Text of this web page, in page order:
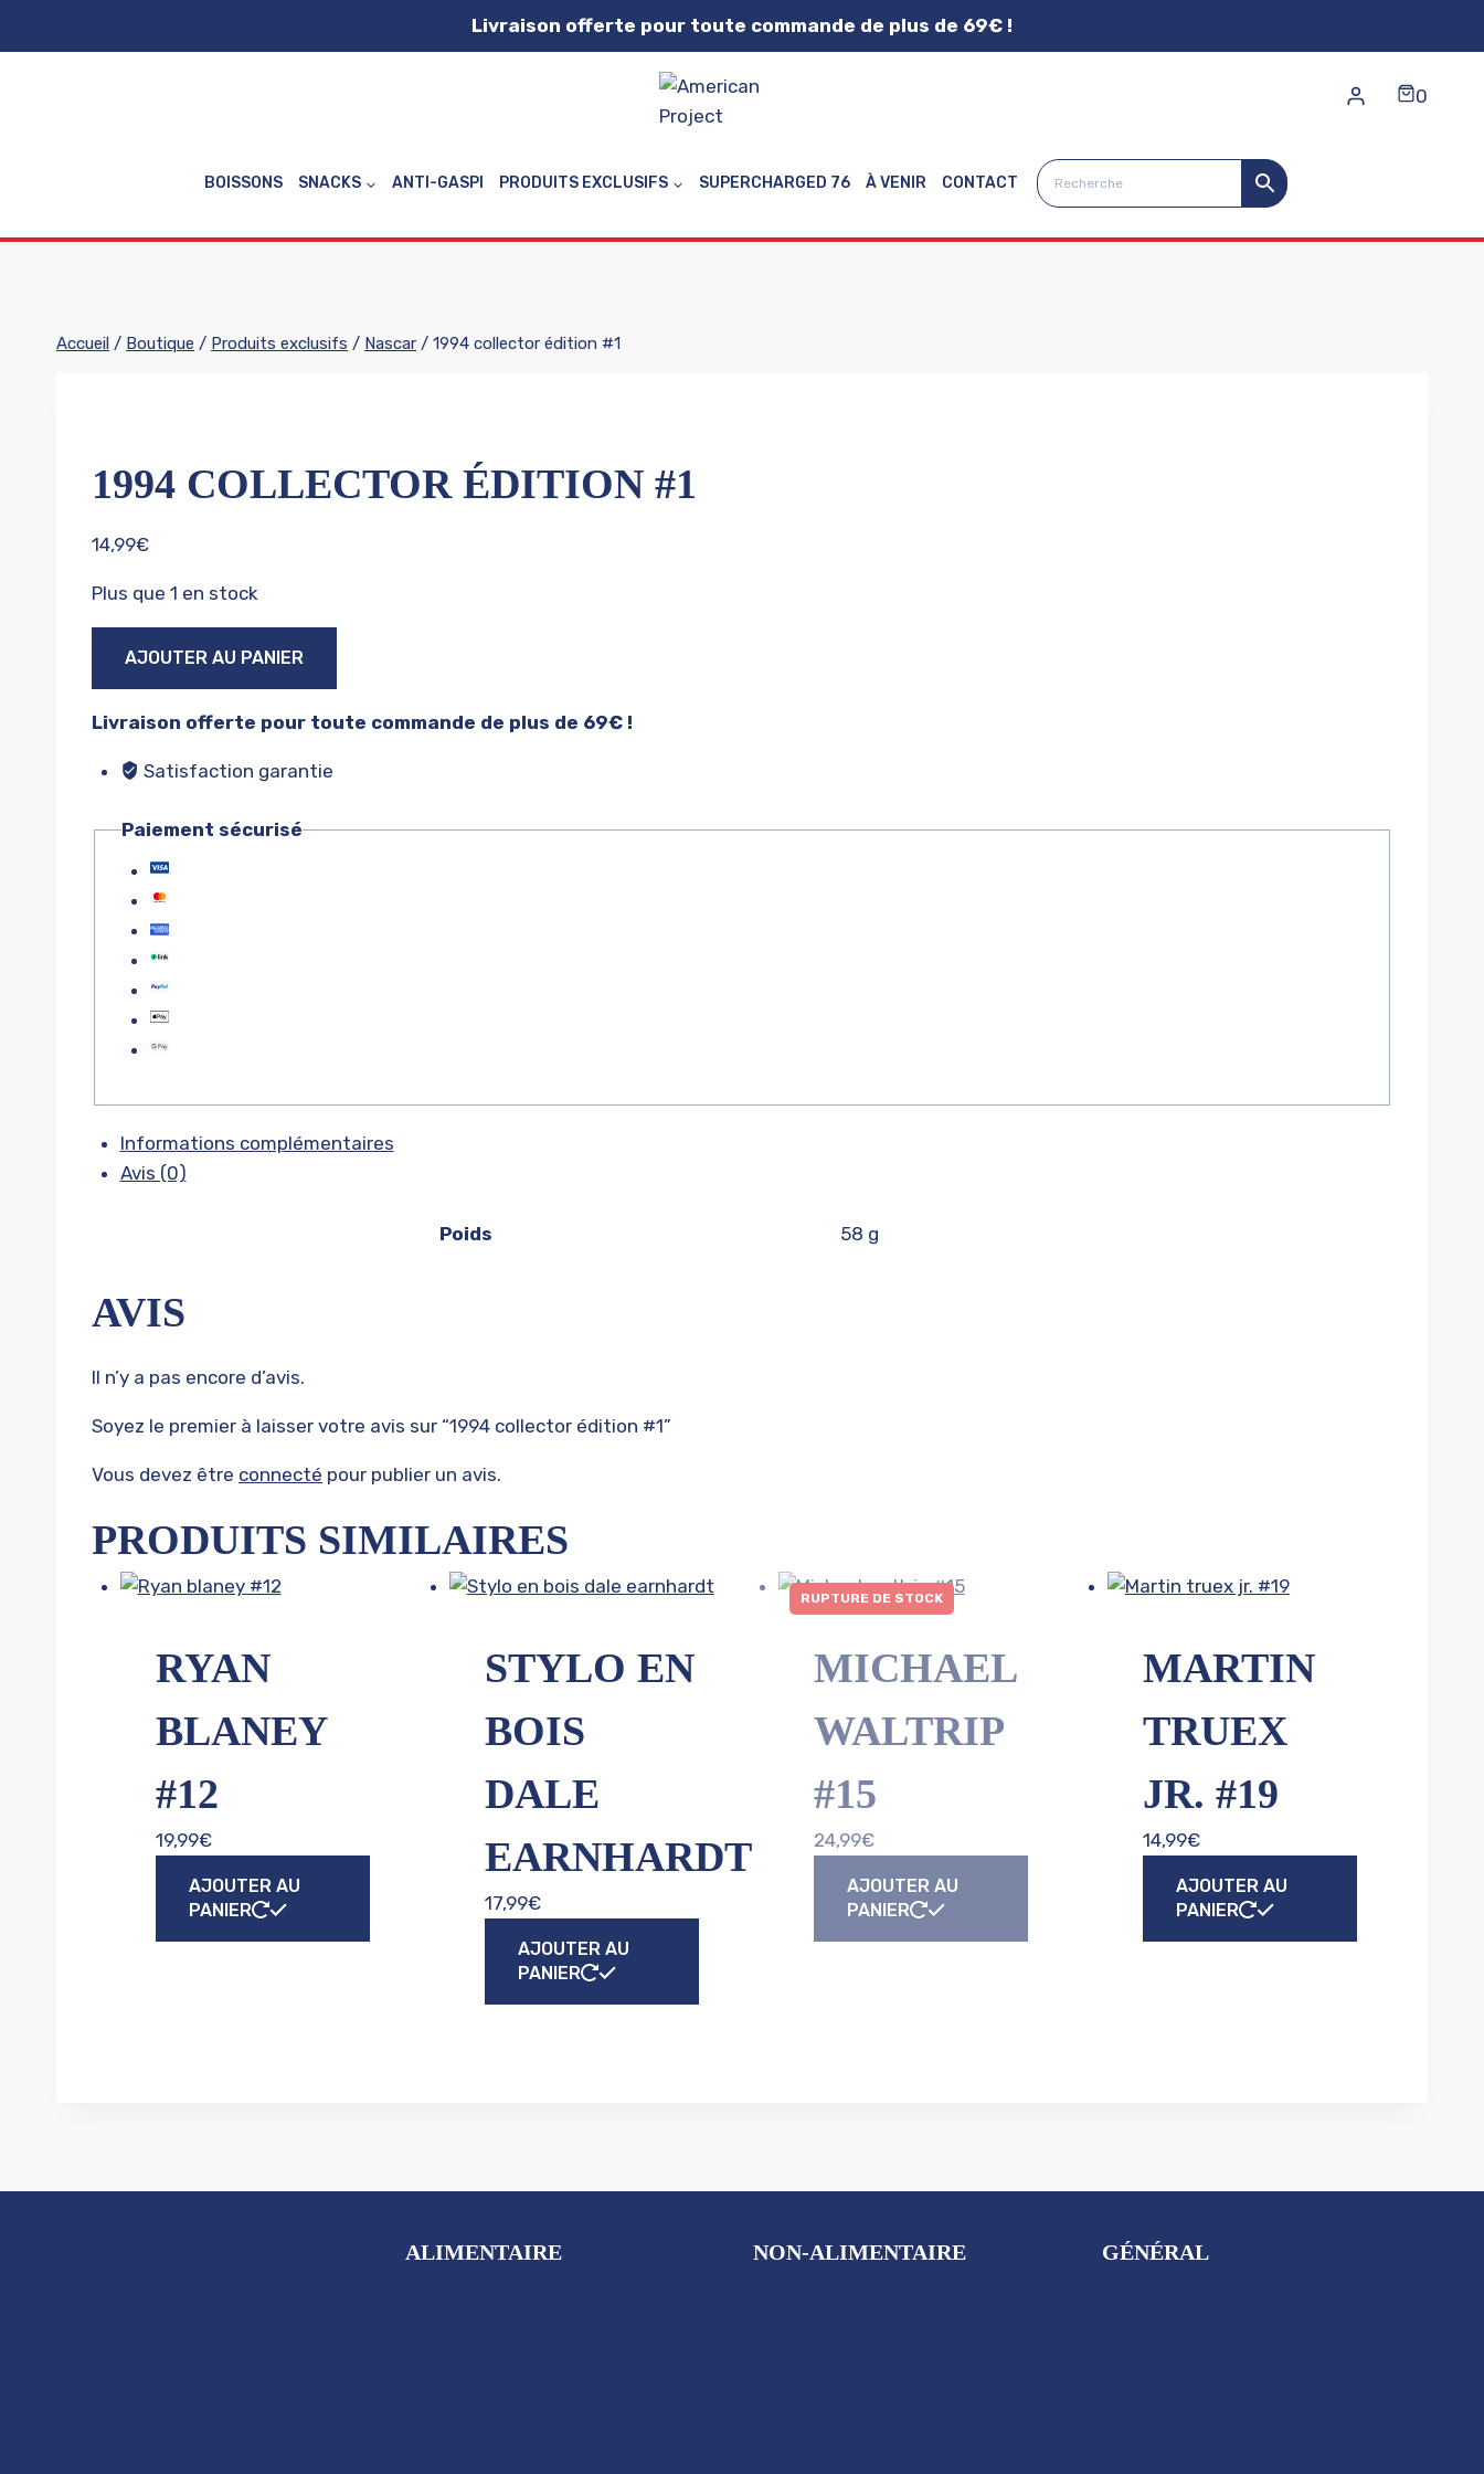
Livraison offerte pour toute commande de plus de 69€ !
0
BOISSONS SNACKS ANTI-GASPI PRODUITS EXCLUSIFS SUPERCHARGED 76 À VENIR CONTACT
Accueil / Boutique / Produits exclusifs / Nascar / 1994 collector édition #1
1994 COLLECTOR ÉDITION #1
14,99€
Plus que 1 en stock
collector
édition
AJOUTER AU PANIER
Livraison offerte pour toute commande de plus de 69€ !
Satisfaction garantie
Paiement sécurisé
Informations complémentaires
Avis (0)
Poids 58 g
AVIS
Il n’y a pas encore d’avis.
Soyez le premier à laisser votre avis sur “1994 collector édition #1”
Vous devez être connecté pour publier un avis.
PRODUITS SIMILAIRES
RYAN
BLANEY
#12
19,99€
AJOUTER AU
PANIER
STYLO EN
BOIS
DALE
EARNHARDT
17,99€
AJOUTER AU
PANIER
RUPTURE DE STOCK
MICHAEL
WALTRIP
#15
24,99€
AJOUTER AU
PANIER
MARTIN
TRUEX
JR. #19
14,99€
AJOUTER AU
PANIER
ALIMENTAIRE NON-ALIMENTAIRE GÉNÉRAL